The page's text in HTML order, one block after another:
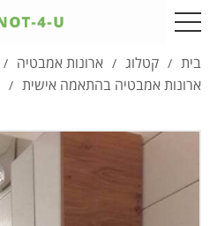
בית / קטלוג / ארונות אמבטיה /
ארונות אמבטיה בהתאמה אישית /